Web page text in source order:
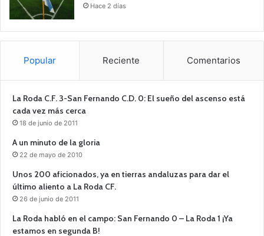
Hace 2 días
Popular Reciente Comentarios
La Roda C.F. 3-San Fernando C.D. 0: El sueño del ascenso está
cada vez más cerca
18 de junio de 2011
A un minuto de la gloria
22 de mayo de 2010
Unos 200 aficionados, ya en tierras andaluzas para dar el
último aliento a La Roda CF.
26 de junio de 2011
La Roda habló en el campo: San Fernando 0 – La Roda 1 ¡Ya
estamos en segunda B!